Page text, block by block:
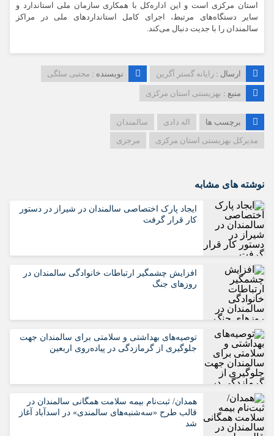
استان مرکزی است و این اداره‌کل با همکاری سازمان ملی استاندارد و
سایر دستگاه‌های مرتبط، اجرای کامل استانداردهای ملی در مراکز
سالمندان را با جدیت دنبال می‌کند.
ارسال : رایانه گستر آگرین نویسنده : مجتبی سلگی
منبع : بهزیستی استان مرکزی
برچسب ها اله دادی
سالمندان
مدیرکل بهزیستی استان مرکزی
مرجزی
نوشته های مشابه
ایجاد پارک اختصاصی سالمندان در شیراز در دستور
کار قرار گرفت
افزایش چشمگیر ارتباطات خانوادگی سالمندان در
روزهای جنگ
️توصیه‌های بهداشتی و سلامتی برای سالمندان جهت
جلوگیری از گرمازدگی در پیاده‌روی اربعین
همدان/ ثبت‌نام بیمه سلامت همگانی سالمندان در
قالب طرح «سه‌شنبه‌های سالمندی» در اسدآباد آغاز
شد